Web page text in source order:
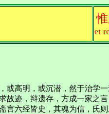
et
或高明，或沉潜，然于治学
故迹，辩遗存，方成一家之
言六经皆史，其魂为信，氏